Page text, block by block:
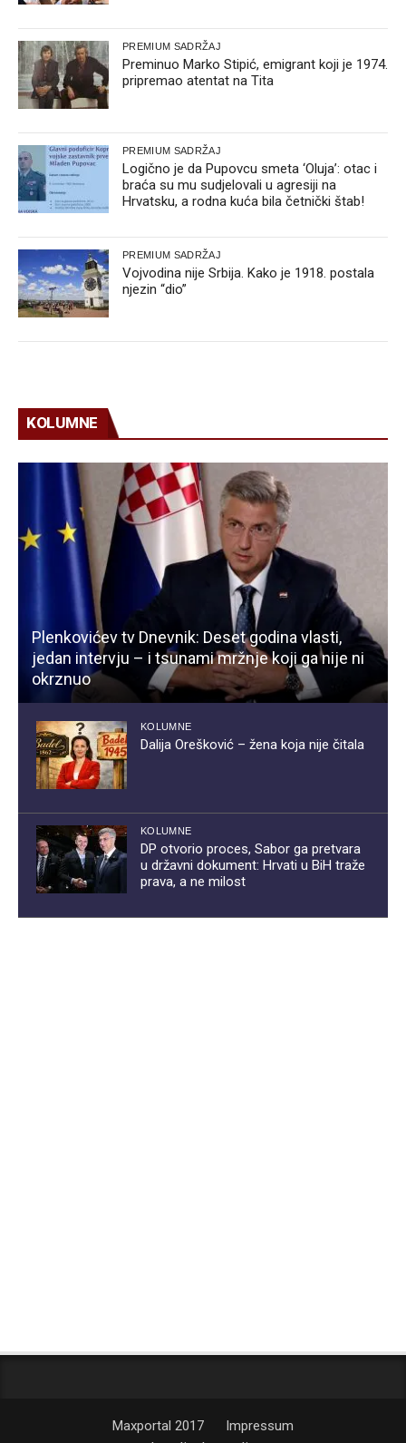
PREMIUM SADRŽAJ
Preminuo Marko Stipić, emigrant koji je 1974.
pripremao atentat na Tita
PREMIUM SADRŽAJ
Logično je da Pupovcu smeta ‘Oluja’: otac i
braća su mu sudjelovali u agresiji na
Hrvatsku, a rodna kuća bila četnički štab!
PREMIUM SADRŽAJ
Vojvodina nije Srbija. Kako je 1918. postala
njezin “dio”
KOLUMNE
Plenkovićev tv Dnevnik: Deset godina vlasti,
jedan intervju – i tsunami mržnje koji ga nije ni
okrznuo
KOLUMNE
Dalija Orešković – žena koja nije čitala
KOLUMNE
DP otvorio proces, Sabor ga pretvara
u državni dokument: Hrvati u BiH traže
prava, a ne milost
Maxportal 2017 Impressum